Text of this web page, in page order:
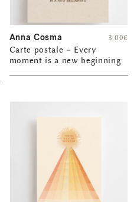
Anna Cosma
Carte postale – Every
moment is a new beginning
3,00€